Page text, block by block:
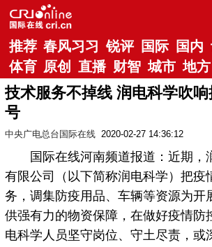
推荐 春风习习 锐评 国际 国内
体育 原创 直播 财智 城市 地方
技术服务不掉线 润电科学吹
号
中央广电总台国际在线 2020-02-27 14:36:12
国际在线河南频道报道：近期，
有限公司（以下简称润电科学）把疫
务，调集防疫用品、车辆等资源为开
供强有力的物资保障，在做好疫情防
电科学人员坚守岗位、守土尽责，或